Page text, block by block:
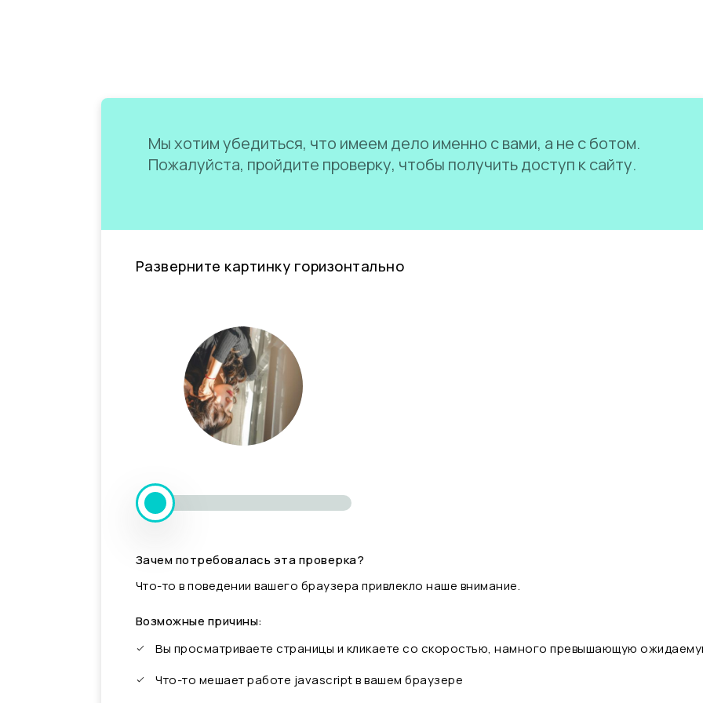
Мы хотим убедиться, что имеем дело именно с вами, а не с ботом.
Пожалуйста, пройдите проверку, чтобы получить доступ к сайту.
Разверните картинку горизонтально
Зачем потребовалась эта проверка?
Что-то в поведении вашего браузера привлекло наше внимание.
Возможные причины:
Вы просматриваете страницы и кликаете со скоростью, намного превышающую
Что-то мешает работе javascript в вашем браузере